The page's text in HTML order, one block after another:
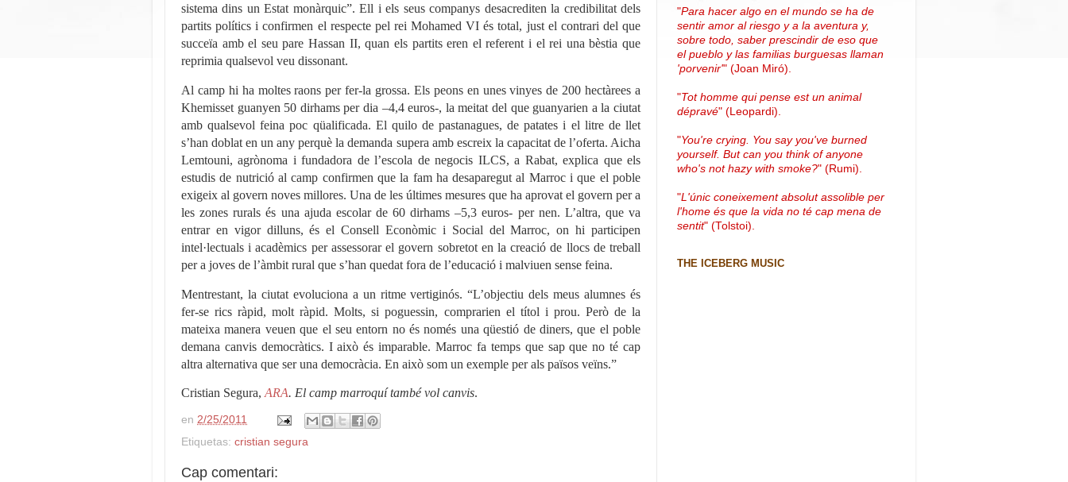
sistema dins un Estat monàrquic”. Ell i els seus companys desacrediten la credibilitat dels
partits polítics i confirmen el respecte pel rei Mohamed VI és total, just el contrari del que
succeïa amb el seu pare Hassan II, quan els partits eren el referent i el rei una bèstia que
reprimia qualsevol veu dissonant.
Al camp hi ha moltes raons per fer-la grossa. Els peons en unes vinyes de 200 hectàrees a
Khemisset guanyen 50 dirhams per dia –4,4 euros-, la meitat del que guanyarien a la ciutat
amb qualsevol feina poc qüalificada. El quilo de pastanagues, de patates i el litre de llet
s’han doblat en un any perquè la demanda supera amb escreix la capacitat de l’oferta. Aicha
Lemtouni, agrònoma i fundadora de l’escola de negocis ILCS, a Rabat, explica que els
estudis de nutrició al camp confirmen que la fam ha desaparegut al Marroc i que el poble
exigeix al govern noves millores. Una de les últimes mesures que ha aprovat el govern per a
les zones rurals és una ajuda escolar de 60 dirhams –5,3 euros- per nen. L’altra, que va
entrar en vigor dilluns, és el Consell Econòmic i Social del Marroc, on hi participen
intel·lectuals i acadèmics per assessorar el govern sobretot en la creació de llocs de treball
per a joves de l’àmbit rural que s’han quedat fora de l’educació i malviuen sense feina.
Mentrestant, la ciutat evoluciona a un ritme vertiginós. “L’objectiu dels meus alumnes és
fer-se rics ràpid, molt ràpid. Molts, si poguessin, comprarien el títol i prou. Però de la
mateixa manera veuen que el seu entorn no és només una qüestió de diners, que el poble
demana canvis democràtics. I això és imparable. Marroc fa temps que sap que no té cap
altra alternativa que ser una democràcia. En això som un exemple per als països veïns.”
Cristian Segura, ARA. El camp marroquí també vol canvis.
en 2/25/2011
Etiquetas: cristian segura
Cap comentari:
"Para hacer algo en el mundo se ha de
sentir amor al riesgo y a la aventura y,
sobre todo, saber prescindir de eso que
el pueblo y las familias burguesas llaman
'porvenir'" (Joan Miró)
"Tot homme qui pense est un animal
dépravé" (Leopardi).
"You're crying. You say you've burned
yourself. But can you think of anyone
who's not hazy with smoke?" (Rumi).
"L'únic coneixement absolut assolible per
l'home és que la vida no té cap mena de
sentit" (Tolstoi).
THE ICEBERG MUSIC